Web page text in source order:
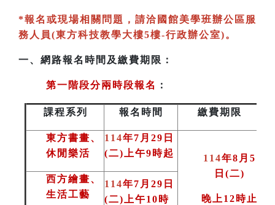
*報名或現場相關問題，請洽國館美學班辦公區服
務人員(東方科技教學大樓5樓-行政辦公室)。
一、 網路報名時間及繳費期限：
第一階段分兩時段報名 ：
課程系列 報名時間 繳費期限
東方書畫、
休閒樂活
114年7月29日
(二)上午9時起
114年8月5
日(二)
晚上12時止
西方繪畫、
生活工藝
114年7月29日
(二)上午10時